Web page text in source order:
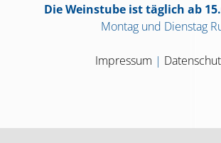
Die Weinstube ist täglich ab
Montag und Dienstag
Impressum |